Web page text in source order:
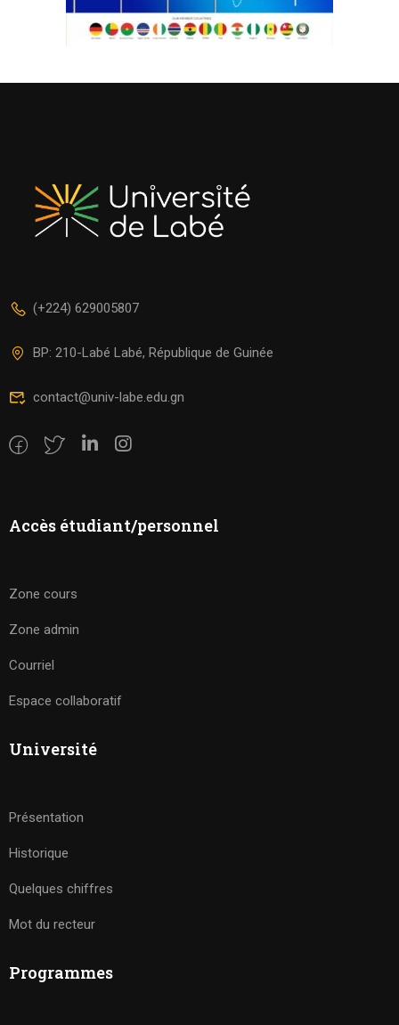
(+224) 629005807
BP: 210-Labé Labé, République de Guinée
contact@univ-labe.edu.gn
Accès étudiant/personnel
Zone cours
Zone admin
Courriel
Espace collaboratif
Université
Présentation
Historique
Quelques chiffres
Mot du recteur
Programmes